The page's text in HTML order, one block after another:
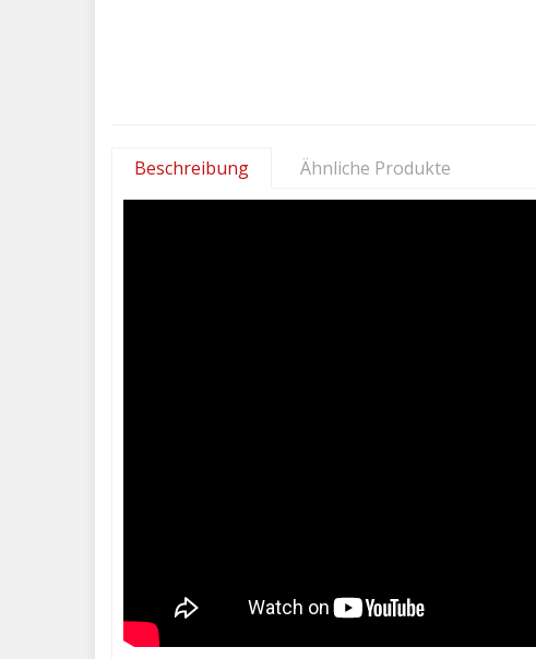
Beschreibung Ähnliche Produkte